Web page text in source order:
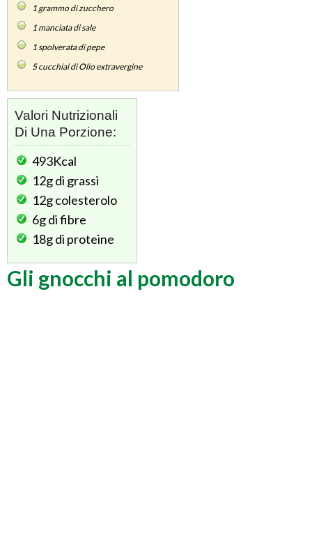
1grammo di zucchero
1 manciata di sale
1spolverata di pepe
5cucchiai di Olio extravergine
Valori Nutrizionali
Di Una Porzione:
493Kcal
12gdi grassi
12gcolesterolo
6gdi fibre
18gdi proteine
Gli gnocchi al pomodoro